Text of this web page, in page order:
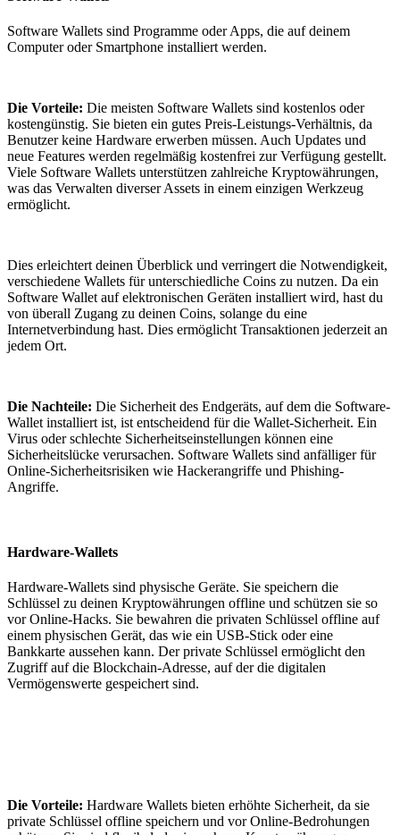
Software Wallets sind Programme oder Apps, die auf deinem
Computer oder Smartphone installiert werden.
Die Vorteile: Die meisten Software Wallets sind kostenlos oder
kostengünstig. Sie bieten ein gutes Preis-Leistungs-Verhältnis, da
Benutzer keine Hardware erwerben müssen. Auch Updates und
neue Features werden regelmäßig kostenfrei zur Verfügung gestellt.
Viele Software Wallets unterstützen zahlreiche Kryptowährungen,
was das Verwalten diverser Assets in einem einzigen Werkzeug
ermöglicht.
Dies erleichtert deinen Überblick und verringert die Notwendigkeit,
verschiedene Wallets für unterschiedliche Coins zu nutzen. Da ein
Software Wallet auf elektronischen Geräten installiert wird, hast du
von überall Zugang zu deinen Coins, solange du eine
Internetverbindung hast. Dies ermöglicht Transaktionen jederzeit an
jedem Ort.
Die Nachteile: Die Sicherheit des Endgeräts, auf dem die Software-
Wallet installiert ist, ist entscheidend für die Wallet-Sicherheit. Ein
Virus oder schlechte Sicherheitseinstellungen können eine
Sicherheitslücke verursachen. Software Wallets sind anfälliger für
Online-Sicherheitsrisiken wie Hackerangriffe und Phishing-
Angriffe.
Hardware-Wallets
Hardware-Wallets sind physische Geräte. Sie speichern die
Schlüssel zu deinen Kryptowährungen offline und schützen sie so
vor Online-Hacks. Sie bewahren die privaten Schlüssel offline auf
einem physischen Gerät, das wie ein USB-Stick oder eine
Bankkarte aussehen kann. Der private Schlüssel ermöglicht den
Zugriff auf die Blockchain-Adresse, auf der die digitalen
Vermögenswerte gespeichert sind.
Die Vorteile: Hardware Wallets bieten erhöhte Sicherheit, da sie
private Schlüssel offline speichern und vor Online-Bedrohungen